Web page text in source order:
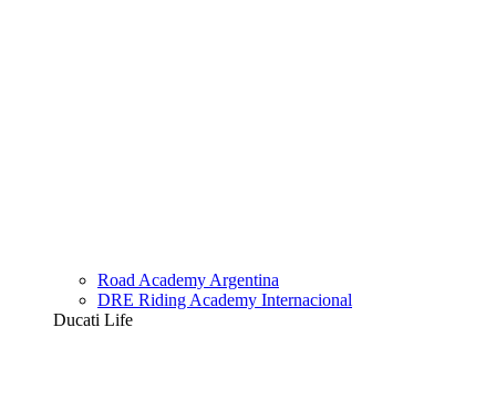
Road Academy Argentina
DRE Riding Academy Internacional
Ducati Life